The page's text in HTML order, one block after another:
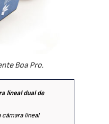
Boa Pro.
lineal dual de
lineal